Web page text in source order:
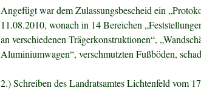
Angefügt war dem Zulassungsbescheid ein
11.08.2010, wonach in 14 Bereichen
an verschiedenen Trägerkonstruktionen“,
Aluminiumwagen“, verschmutzten Fußböden,
2.) Schreiben des Landratsamtes Lichtenfeld vom